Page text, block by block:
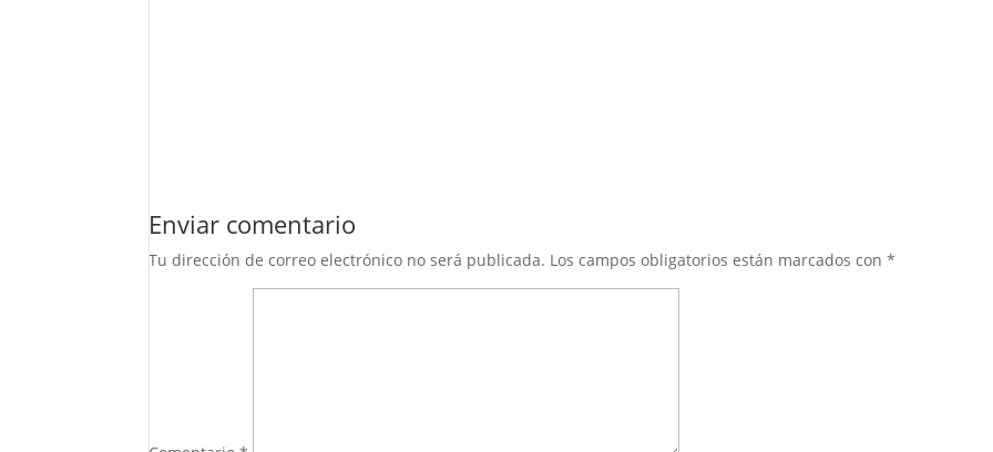
Enviar comentario
Tu dirección de correo electrónico no será publicada. Los campos obligatorios están marcados con*